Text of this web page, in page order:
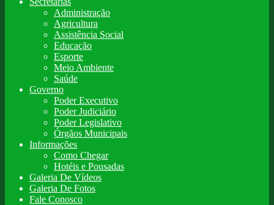
Administração
Agricultura
Assistência Social
Educação
Esporte
Meio Ambiente
Saúde
Governo
Poder Executivo
Poder Judiciário
Poder Legislativo
Órgãos Municipais
Informações
Como Chegar
Hotéis e Pousadas
Galeria De Vídeos
Galeria De Fotos
Fale Conosco